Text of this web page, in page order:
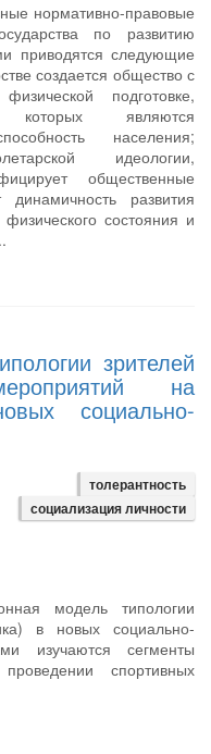
нормативно-правовые
по развитию
приводятся следующие
создается общество с
подготовке,
которых являются
населения;
идеологии,
общественные
развития
состояния и
зрителей
на
социально-
толерантность
социализация личности
модель типологии
в новых социально-
изучаются сегменты
спортивных